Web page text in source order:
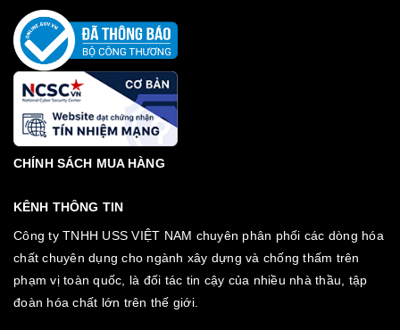
CHÍNH SÁCH MUA HÀNG
KÊNH THÔNG TIN
Công ty TNHH USS VIỆT NAM chuyên phân phối các dòng hóa
chất chuyên dụng cho ngành xây dựng và chống thấm trên
phạm vị toàn quốc, là đối tác tin cậy của nhiều nhà thầu, tập
đoàn hóa chất lớn trên thế giới.